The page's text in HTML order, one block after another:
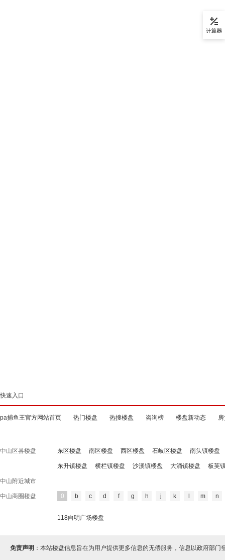
快速入口
pa捕鱼王官方网站首页 热门楼盘 热搜楼盘 咨询榜 楼盘新动态
中山区县楼盘 东区楼盘 南区楼盘 西区楼盘 石岐区楼盘 南头镇楼盘
东升镇楼盘 横栏镇楼盘 沙溪镇楼盘 大涌镇楼盘 板芙
中山附近城市
中山商圈楼盘 0 b c d f g h j k m n
118向明广场楼盘
免责声明 ：本站楼盘信息旨在为用户提供更多信息的无偿服务，信息以政府部门